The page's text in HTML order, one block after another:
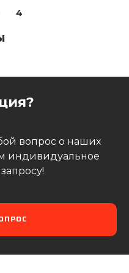
4
вопрос о наших
индивидуальное